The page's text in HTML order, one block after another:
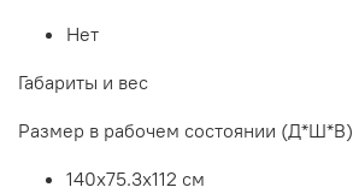
Нет
Габариты и вес
Размер в рабочем состоянии (Д*Ш*В)
140х75.3х112 см